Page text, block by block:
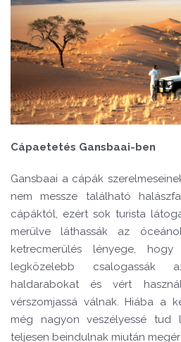
Cápaetetés Gansbaai-ben
Gansbaai a cápák
nem messze található
cápáktól, ezért sok turista
merülve láthassák az ó
ketrecmerülés lényege,
legközelebb csalogassák
haldarabokat és vért
vérszomjassá válnak. Hiába a
még nagyon veszélyessétud
teljesen beindulnak miután megé